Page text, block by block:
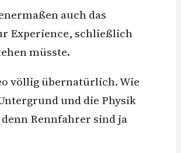
auch das
Experience, schließlich
müsste.
völlig übernatürlich. Wie
und die Physik
Rennfahrer sind ja